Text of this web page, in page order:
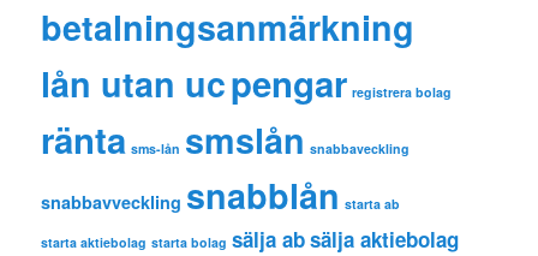
betalningsanmärkning
lån utan ucpengar registrera bolag
ränta sms-lån smslån snabbaveckling
snabbavveckling snabblån starta ab
starta aktiebolag starta bolag sälja absälja aktiebolag